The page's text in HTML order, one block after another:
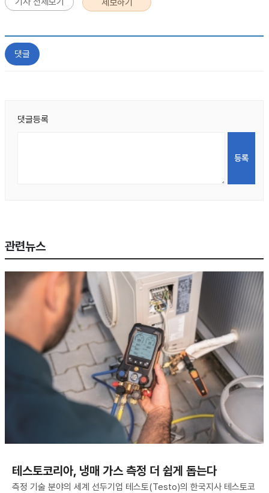
제보하기
댓글
댓글등록
관련뉴스
테스토코리아, 냉매 가스 측정 더 쉽게 돕는다
측정 기술 분야의 세계 선두기업 테스토(Testo)의 한국지사 테스토코